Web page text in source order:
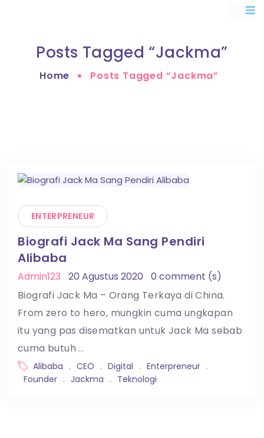
Posts Tagged “jackma”
Home Posts Tagged “jackma”
ENTERPRENEUR
Biografi Jack Ma Sang Pendiri
Alibaba
Admin123 20 Agustus 2020
0 comment (s)
Biografi Jack Ma – Orang Terkaya di China.
From zero to hero, mungkin cuma ungkapan
itu yang pas disematkan untuk Jack Ma sebab
cuma butuh …
Alibaba . CEO . Digital . Enterpreneur .
Founder . Jackma . Teknologi